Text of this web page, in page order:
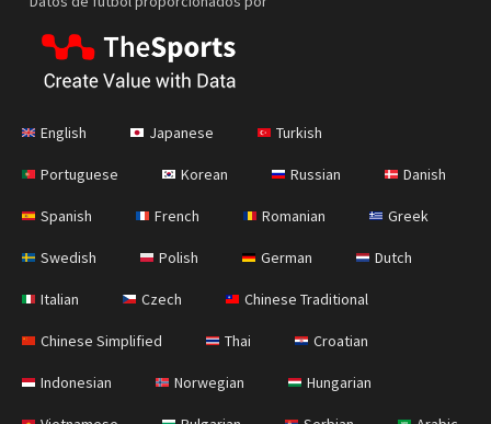
English Japanese Turkish
Portuguese Korean Russian Danish
Spanish French Romanian Greek
Swedish Polish German Dutch
Italian Czech Chinese Traditional
Chinese Simplified Thai Croatian
Indonesian Norwegian Hungarian